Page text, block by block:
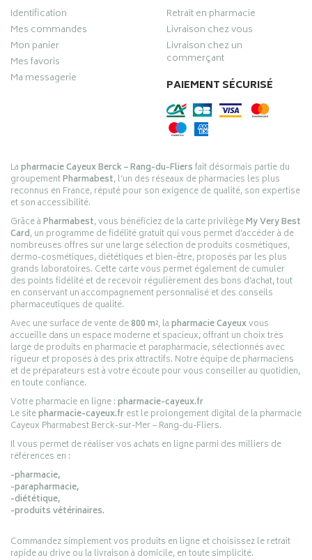
Identification
Mes commandes
Mon panier
Mes favoris
Ma messagerie
Retrait en pharmacie
Livraison chez vous
Livraison chez un
commerçant
PAIEMENT SÉCURISÉ
Lapharmacie Cayeux Berck – Rang-du-Fliersfait désormais partie du
groupementPharmabest, l’un des réseaux de pharmacies les plus
reconnus en France, réputé pour son exigence de qualité, son expertise
et son accessibilité.
Grâce àPharmabest, vous bénéficiez de la carte privilègeMy Very Best
Card, un programme de fidélité gratuit qui vous permet d’accéder à de
nombreuses offres sur une large sélection de produits cosmétiques,
dermo-cosmétiques, diététiques et bien-être, proposés par les plus
grands laboratoires. Cette carte vous permet également de cumuler
des points fidélité et de recevoir régulièrement des bons d’achat, tout
en conservant un accompagnement personnalisé et des conseils
pharmaceutiques de qualité.
Avec une surface de vente de800 m², lapharmacie Cayeuxvous
accueille dans un espace moderne et spacieux, offrant un choix très
large de produits en pharmacie et parapharmacie, sélectionnés avec
rigueur et proposés à des prix attractifs. Notre équipe de pharmaciens
et de préparateurs est à votre écoute pour vous conseiller au quotidien,
en toute confiance.
Votre pharmacie en ligne :pharmacie-cayeux.fr
Le sitepharmacie-cayeux.frest le prolongement digital de la pharmacie
Cayeux Pharmabest Berck-sur-Mer – Rang-du-Fliers.
Il vous permet de réaliser vos achats en ligne parmi des milliers de
références en :
-pharmacie,
-parapharmacie,
-diététique,
-produits vétérinaires.
Commandez simplement vos produits en ligne et choisissez le retrait
rapide au drive ou la livraison à domicile, en toute simplicité.